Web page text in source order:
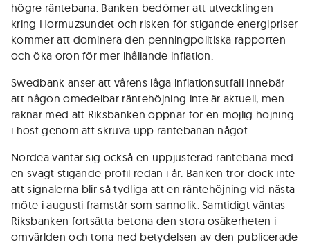
högre räntebana. Banken bedömer att utvecklingen
kring Hormuzsundet och risken för stigande energipriser
kommer att dominera den penningpolitiska rapporten
och öka oron för mer ihållande inflation.
Swedbank anser att vårens låga inflationsutfall innebär
att någon omedelbar räntehöjning inte är aktuell, men
räknar med att Riksbanken öppnar för en möjlig höjning
i höst genom att skruva upp räntebanan något.
Nordea väntar sig också en uppjusterad räntebana med
en svagt stigande profil redan i år. Banken tror dock inte
att signalerna blir så tydliga att en räntehöjning vid nästa
möte i augusti framstår som sannolik. Samtidigt väntas
Riksbanken fortsätta betona den stora osäkerheten i
omvärlden och tona ned betydelsen av den publicerade